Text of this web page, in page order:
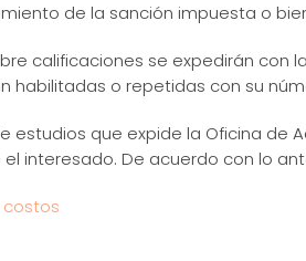
de la sanción impuesta o
calificaciones se expedirán con
habilitadas o repetidas con su
estudios que expide la Oficina de
interesado. De acuerdo con lo
costos